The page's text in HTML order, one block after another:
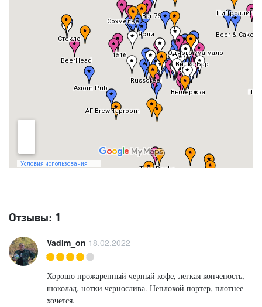
Отзывы: 1
Vadim_on 18.02.2022
Хорошо прожаренный черный кофе, легкая копченость,
шоколад, нотки чернослива. Неплохой портер, плотнее
хочется.